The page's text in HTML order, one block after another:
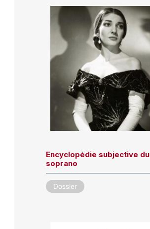
Encyclopédie subjective du
soprano
Dossier